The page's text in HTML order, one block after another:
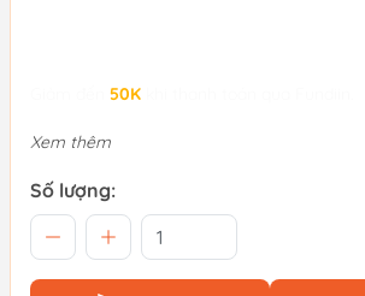
50K
Xem thêm
Số lượng: